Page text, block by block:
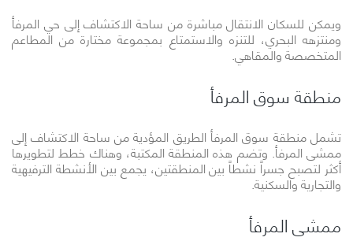
ويمكن للسكان الانتقال مباشرة من ساحة الاكتشاف إلى حي المرفأ
ومنتزهه البحري، للتنزه والاستمتاع بمجموعة مختارة من المطاعم
المتخصصة والمقاهي.
منطقة سوق المرفأ
تشمل منطقة سوق المرفأ الطريق المؤدية من ساحة الاكتشاف إلى
ممشى المرفأ. وتضم هذه المنطقة المكتبة، وهناك خطط لتطويرها
أكثر لتصبح جسراً نشطاً بين المنطقتين، يجمع بين الأنشطة الترفيهية
والتجارية والسكنية.
ممشى المرفأ